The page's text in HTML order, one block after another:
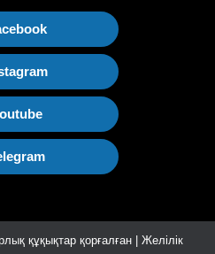
құқықтар қорғалған | Желілік